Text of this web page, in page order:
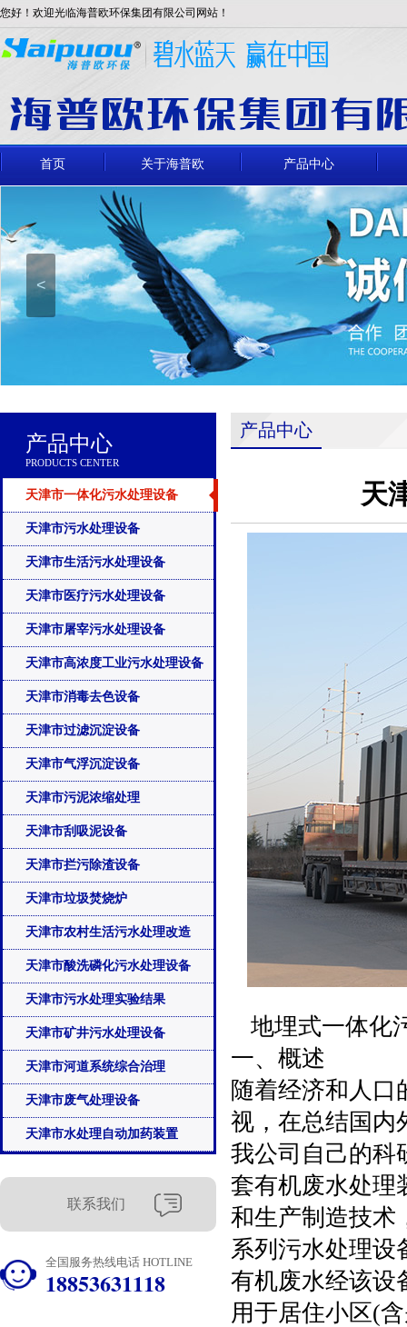
您好！欢迎光临海普欧环保集团有限公司网站！
首页 关于海普欧 产品中心
<
产品中心
PRODUCTS CENTER
天津市一体化污水处理设备
天津市污水处理设备
天津市生活污水处理设备
天津市医疗污水处理设备
天津市屠宰污水处理设备
天津市高浓度工业污水处理设备
天津市消毒去色设备
天津市过滤沉淀设备
天津市气浮沉淀设备
天津市污泥浓缩处理
天津市刮吸泥设备
天津市拦污除渣设备
天津市垃圾焚烧炉
天津市农村生活污水处理改造
天津市酸洗磷化污水处理设备
天津市污水处理实验结果
天津市矿井污水处理设备
天津市河道系统综合治理
天津市废气处理设备
天津市水处理自动加药装置
联系我们
全国服务热线电话 HOTLINE
18853631118
产品中心
天
地埋式一体化
一、概述
随着经济和人口
视，在总结国内
我公司自己的科
套有机废水处理
和生产制造技术
系列污水处理设
有机废水经该设
用于居住小区(